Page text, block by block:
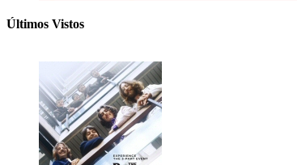
Últimos Vistos